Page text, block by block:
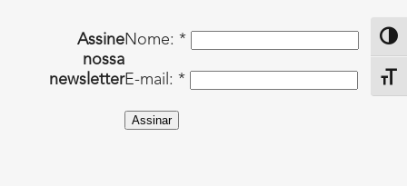
Assine
nossa
newsletter
Nome: *
E-mail: *
Assinar